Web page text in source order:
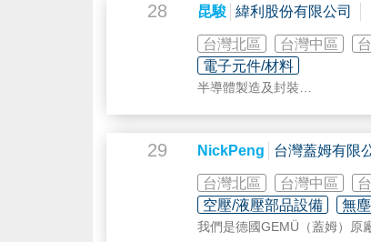
對於後續的售後服務是安晴最
28 昆駿 緯利股份有限公司
台灣北區 台灣中區
電子元件/材料
半導體製造及封裝
光學檢查機
太陽能 /光電/能源
檢測 維修再製服務
奈米電紡
噴墨技術及奈米銀
顯示面板及觸控
29 NickPeng 台灣蓋姆有限
台灣北區 台灣中區
空壓/液壓部品設備
無
我們是德國GEMÜ（蓋姆）原